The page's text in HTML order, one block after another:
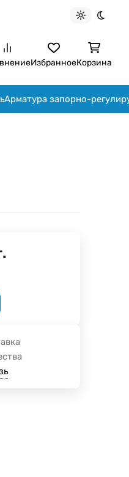
Светлая
ИзбранноеКорзина
Арматура запорно-